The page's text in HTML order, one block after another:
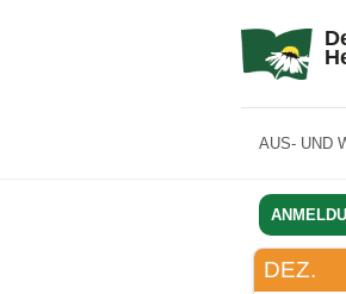
AUS- UND
DEZ.